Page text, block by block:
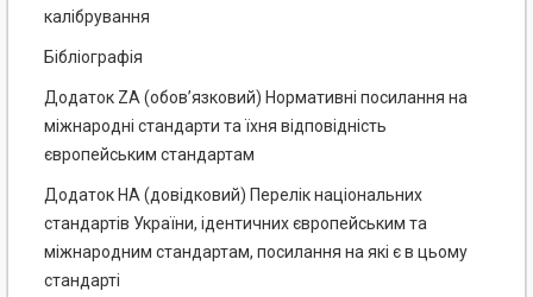
калібрування
Бібліографія
Додаток ZА (обов’язковий) Нормативні посилання на
міжнародні стандарти та їхня відповідність
європейським стандартам
Додаток НА (довідковий) Перелік національних
стандартів України, ідентичних європейським та
міжнародним стандартам, посилання на які є в цьому
стандарті